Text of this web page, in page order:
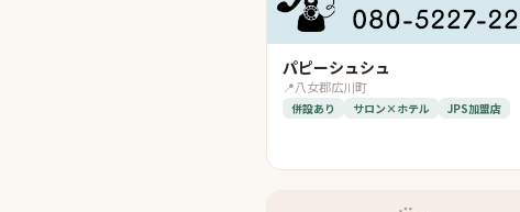
パピーシュシュ
📍八女郡広川町
併設あり サロン×ホテル JPS加盟店